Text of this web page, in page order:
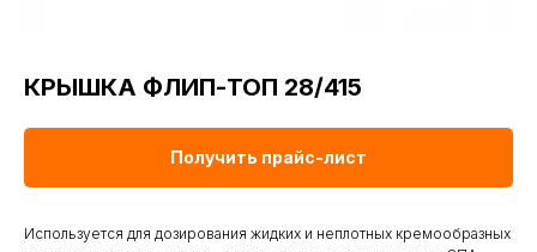
КРЫШКА ФЛИП-ТОП 28/415
Получить прайс-лист
Используется для дозирования жидких и неплотных кремообразных